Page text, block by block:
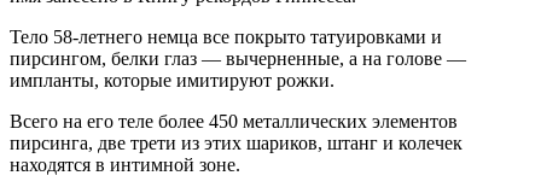
Тело 58-летнего немца все покрыто татуировками и
пирсингом, белки глаз — вычерненные, а на голове —
импланты, которые имитируют рожки.
Всего на его теле более 450 металлических элементов
пирсинга, две трети из этих шариков, штанг и колечек
находятся в интимной зоне.